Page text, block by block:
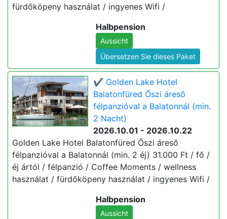
fürdőköpeny használat / ingyenes Wifi /
Halbpension
Aussicht
Übersetzen Sie dieses Paket
✔️ Golden Lake Hotel
Balatonfüred Őszi áreső
félpanzióval a Balatonnál (min.
2 Nacht)
2026.10.01 - 2026.10.22
Golden Lake Hotel Balatonfüred Őszi áreső
félpanzióval a Balatonnál (min. 2 éj) 31.000 Ft / fő /
éj ártól / félpanzió / Coffee Moments / wellness
használat / fürdőköpeny használat / ingyenes Wifi /
Halbpension
Aussicht